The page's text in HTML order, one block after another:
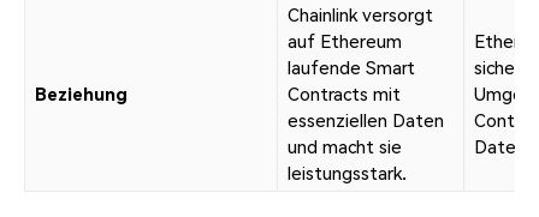
Beziehung
Chainlink versorgt
auf Ethereum
laufende Smart
Contracts mit
essenziellen Daten
und macht sie
leistungsstark.
Daten